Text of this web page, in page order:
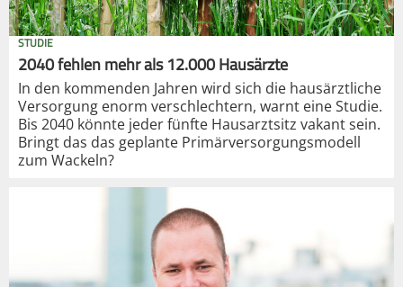
STUDIE
2040 fehlen mehr als 12.000 Hausärzte
In den kommenden Jahren wird sich die hausärztliche
Versorgung enorm verschlechtern, warnt eine Studie.
Bis 2040 könnte jeder fünfte Hausarztsitz vakant sein.
Bringt das das geplante Primärversorgungsmodell
zum Wackeln?